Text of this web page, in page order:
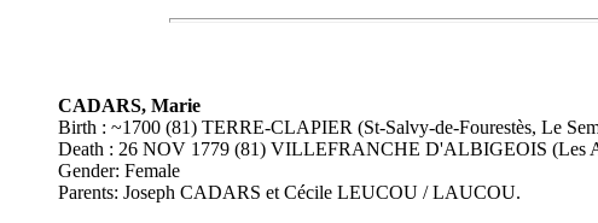
CADARS, Marie
Birth : ~1700 (81) TERRE-CLAPIER (St-Salvy-de-Fourestès, Le
Death : 26 NOV 1779 (81) VILLEFRANCHE D'ALBIGEOIS (Les
Gender: Female
Parents: Joseph CADARS et Cécile LEUCOU / LAUCOU.